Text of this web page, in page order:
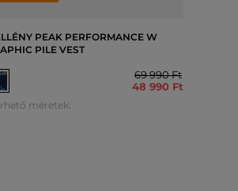
PEAK PERFORMANCE W
PILE VEST
69 990 Ft
48 990 Ft
méretek: